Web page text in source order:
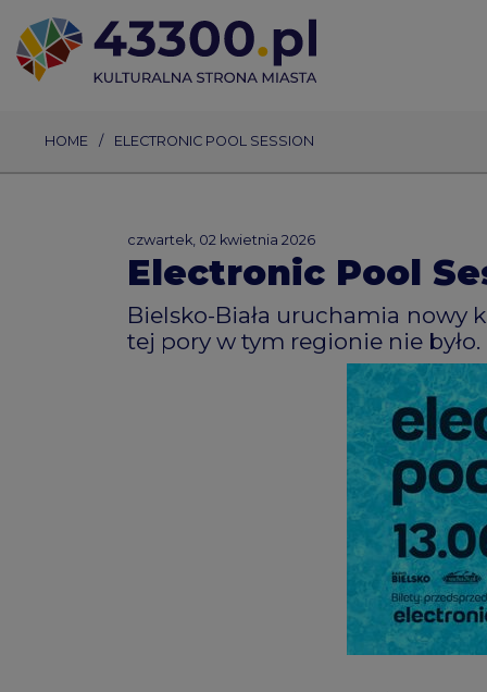
HOME ELECTRONIC POOL SESSION
czwartek, 02 kwietnia 2026
Electronic Pool
Bielsko-Biała uruchamia
tej pory w tym regionie nie było.